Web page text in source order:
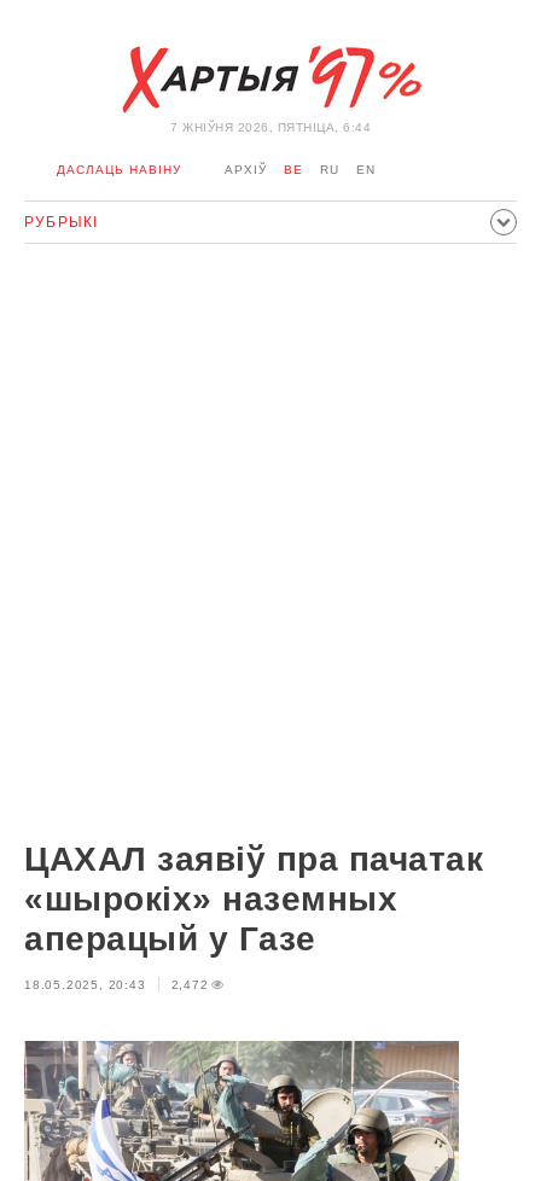
7 ЖНIЎНЯ 2026, ПЯТНІЦА, 6:44
ДАСЛАЦЬ НАВІНУ АРХІЎ BE RU EN
РУБРЫКІ
ЦАХАЛ заявіў пра пачатак
«шырокіх» наземных
аперацый у Газе
18.05.2025, 20:43 2,472